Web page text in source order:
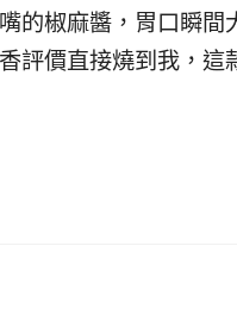
的椒麻醬，胃口瞬間
評價直接燒到我，這